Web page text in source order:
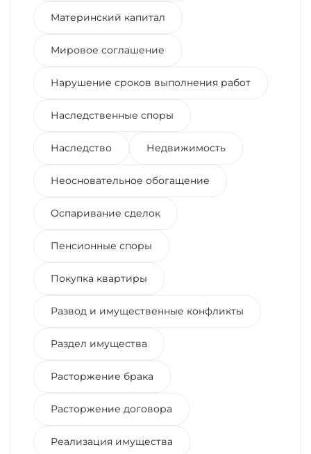
Материнский капитал
Мировое соглашение
Нарушение сроков выполнения работ
Наследственные споры
Наследство Недвижимость
Неосновательное обогащение
Оспаривание сделок
Пенсионные споры
Покупка квартиры
Развод и имущественные конфликты
Раздел имущества
Расторжение брака
Расторжение договора
Реализация имущества